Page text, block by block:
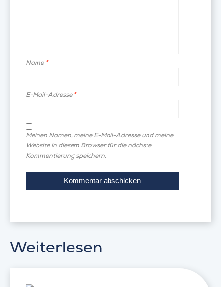
Name *
E-Mail-Adresse *
Meinen Namen, meine E-Mail-Adresse und meine
Website in diesem Browser für die nächste
Kommentierung speichern.
Weiterlesen